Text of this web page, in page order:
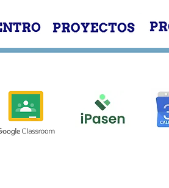
CENTRO PROYECTOS